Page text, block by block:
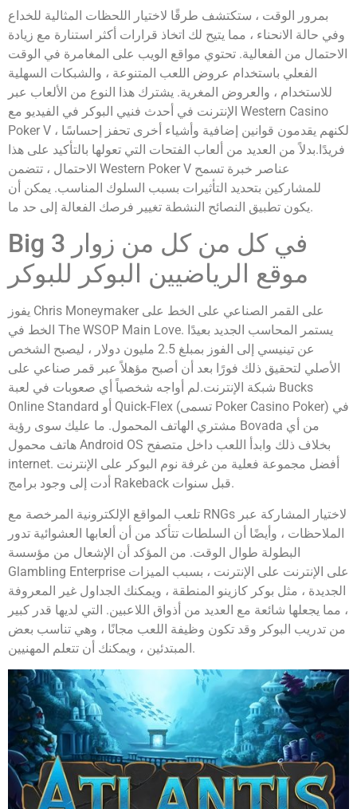
بمرور الوقت ، ستكتشف طرقًا لاختيار اللحظات المثالية للخداع
وفي حالة الانحناء ، مما يتيح لك اتخاذ قرارات أكثر استنارة مع زيادة
الاحتمال من الفعالية. تحتوي مواقع الويب على المغامرة في الوقت
الفعلي باستخدام عروض اللعب المتنوعة ، والشبكات السهلية
للاستخدام ، والعروض المغرية. يشترك هذا النوع من الألعاب عبر
الإنترنت في أحدث فنيي البوكر في الفيديو مع Western Casino
Poker V ، لكنهم يقدمون قوانين إضافية وأشياء أخرى تحفز إحساسًا
فريدًا.بدلاً من العديد من ألعاب الفتحات التي تعولها بالتأكيد على هذا
الاحتمال ، تتضمن Western Poker V عناصر خبرة تسمح
للمشاركين بتحديد التأثيرات بسبب السلوك المناسب. يمكن أن
يكون تطبيق النصائح النشطة تغيير فرصك الفعالة إلى حد ما.
Big 3 في كل من كل من زوار
موقع الرياضيين البوكر للبوكر
يفوز Chris Moneymaker على القمر الصناعي على الخط على
الخط في The WSOP Main Love. يستمر المحاسب الجديد بعيدًا
عن تينيسي إلى الفوز بمبلغ 2.5 مليون دولار ، ليصبح الشخص
الأصلي لتحقيق ذلك فورًا بعد أن أصبح مؤهلاً عبر قمر صناعي على
شبكة الإنترنت.لم أواجه شخصياً أي صعوبات في لعبة Bucks
Online Standard أو Quick-Flex (تسمى Poker Casino Poker) في
مشتري الهاتف المحمول. ما عليك سوى رؤية Bovada من أي
هاتف محمول Android OS بخلاف ذلك وابدأ اللعب داخل متصفح
internet. أفضل مجموعة فعلية من غرفة نوم البوكر على الإنترنت
أدت إلى وجود برامج Rakeback قبل سنوات.
تلعب المواقع الإلكترونية المرخصة مع RNGs لاختيار المشاركة عبر
الملاحظات ، وأيضًا أن السلطات تتأكد من أن ألعابها العشوائية تدور
البطولة طوال الوقت. من المؤكد أن الإشعال من مؤسسة
Glambling Enterprise على الإنترنت على الإنترنت ، بسبب الميزات
الجديدة ، مثل بوكر كازينو المنطقة ، ويمكنك الجداول غير المعروفة
، مما يجعلها شائعة مع العديد من أذواق اللاعبين. التي لديها قدر كبير
من تدريب البوكر وقد تكون وظيفة اللعب مجانًا ، وهي تناسب بعض
المبتدئين ، ويمكنك أن تتعلم المهنيين.